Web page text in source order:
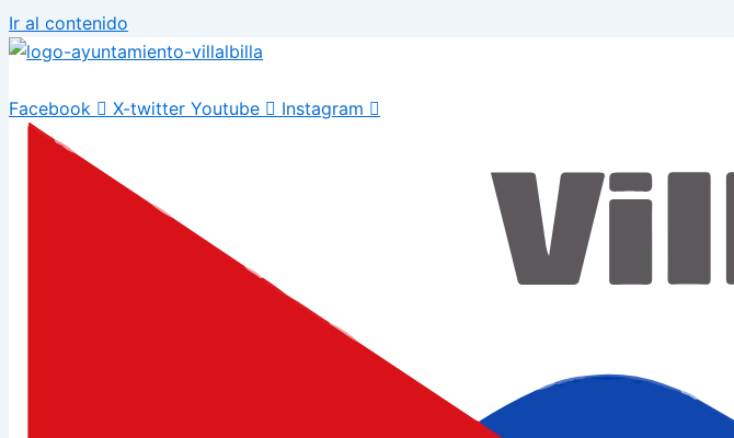
Ir al contenido
Facebook X-twitter Youtube Instagram